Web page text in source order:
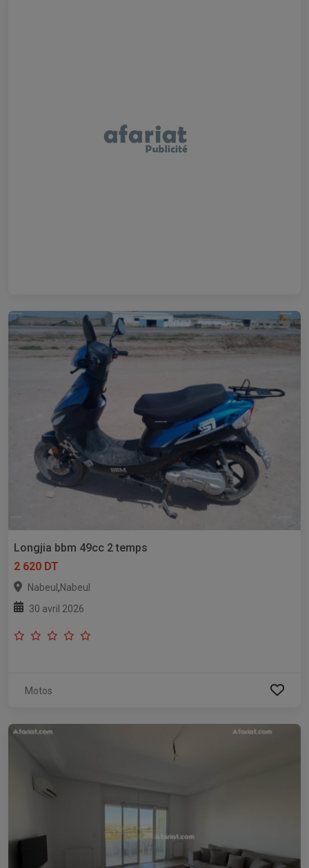
Longjia bbm 49cc 2 temps
2 620 DT
Nabeul ,Nabeul
30 avril 2026
Motos